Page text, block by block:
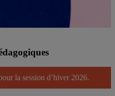
la session d’hiver 2026.